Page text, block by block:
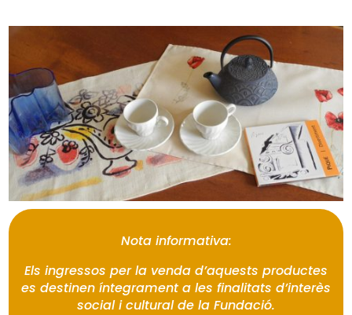
Nota informativa:
Els ingressos per la venda d’aquests productes
es destinen íntegrament a les finalitats d’interès
social i cultural de la Fundació.